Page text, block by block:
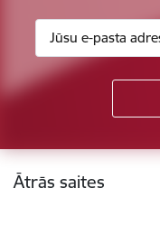
Kājene
Ātrās saites